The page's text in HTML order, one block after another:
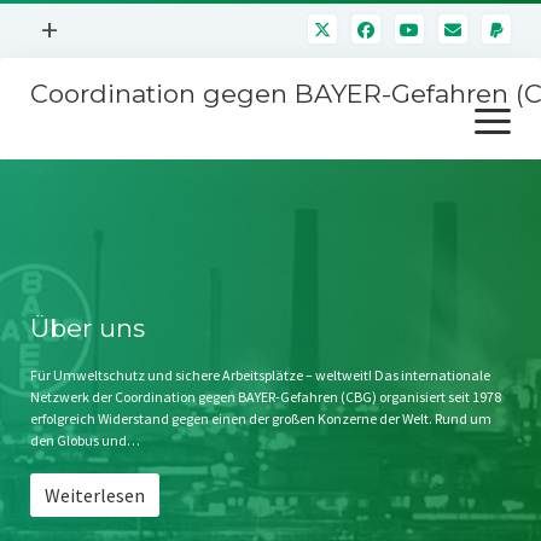
Menü
+
Mitmachen
Kontakt
Impressum
Störfälle
Coordination gegen BAYER-Gefahren
Menü
öffnen
Stichwort BAYER
Jahrestagung
SPENDEN
Über uns
Für Umweltschutz und sichere Arbeitsplätze – weltweit! Das internationale
Netzwerk der Coordination gegen BAYER-Gefahren (CBG) organisiert seit 1978
erfolgreich Widerstand gegen einen der großen Konzerne der Welt. Rund um
den Globus und…
Weiterlesen